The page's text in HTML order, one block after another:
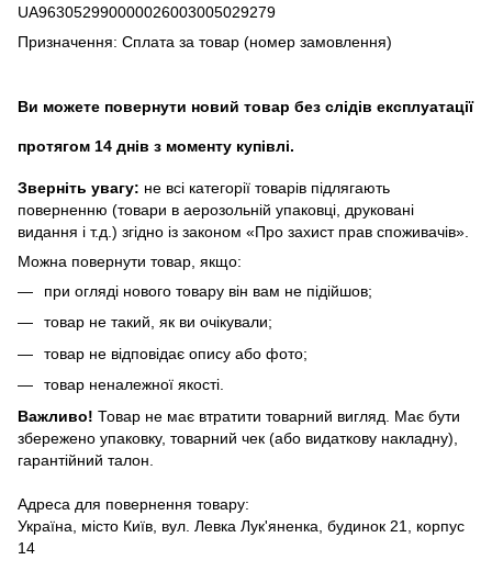
UA963052990000026003005029279
Призначення: Сплата за товар (номер замовлення)
Ви можете повернути новий товар без слідів експлуатації
протягом 14 днів з моменту купівлі.
Зверніть увагу: не всі категорії товарів підлягають
поверненню (товари в аерозольній упаковці, друковані
видання і т.д.) згідно із законом «Про захист прав споживачів».
Можна повернути товар, якщо:
при огляді нового товару він вам не підійшов;
товар не такий, як ви очікували;
товар не відповідає опису або фото;
товар неналежної якості.
Важливо! Товар не має втратити товарний вигляд. Має бути
збережено упаковку, товарний чек (або видаткову накладну),
гарантійний талон.
Адреса для повернення товару:
Україна, місто Київ, вул. Левка Лук'яненка, будинок 21, корпус
14